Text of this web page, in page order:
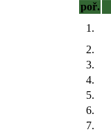
poř.
1.
2.
3.
4.
5.
6.
7.